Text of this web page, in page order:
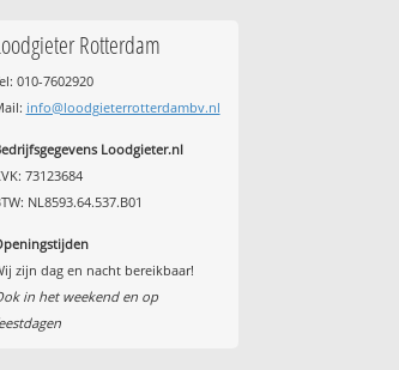
Rotterdam
010-7602920
info@loodgieterrotterdambv.nl
Loodgieter.nl
73123684
NL8593.64.537.B01
zijn dag en nacht bereikbaar!
in het weekend en op